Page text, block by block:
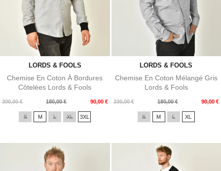
LORDS & FOOLS
Chemise En Coton À Bordures
Côtelées Lords & Fools
300,00 €
Prix
180,00 € 90,00 €
Prix
S M L XL 3XL
LORDS & FOOLS
Chemise En Coton Mélangé Gris
Lords & Fools
330,00 €
Prix
180,00 € 90,00 €
Prix
S M L XL